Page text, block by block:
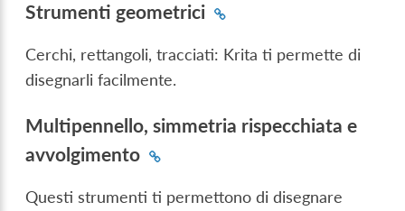
Strumenti geometrici
Cerchi, rettangoli, tracciati: Krita ti permette di
disegnarli facilmente.
Multipennello, simmetria rispecchiata e
avvolgimento
Questi strumenti ti permettono di disegnare